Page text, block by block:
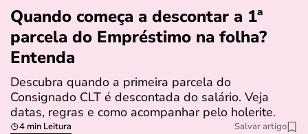
Quando começa a descontar a 1ª
parcela do Empréstimo na folha?
Entenda
Descubra quando a primeira parcela do
Consignado CLT é descontada do salário. Veja
datas, regras e como acompanhar pelo holerite.
4 min Leitura Salvar artigo